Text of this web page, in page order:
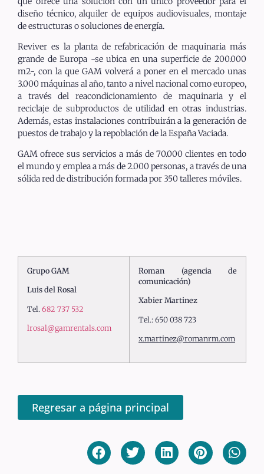
diseño técnico, alquiler de equipos audiovisuales, montaje
de estructuras o soluciones de energía.
Reviver es la planta de refabricación de maquinaria más
grande de Europa -se ubica en una superficie de 200.000
m2-, con la que GAM volverá a poner en el mercado unas
3.000 máquinas al año, tanto a nivel nacional como europeo,
a través del reacondicionamiento de maquinaria y el
reciclaje de subproductos de utilidad en otras industrias.
Además, estas instalaciones contribuirán a la generación de
puestos de trabajo y la repoblación de la España Vaciada.
GAM ofrece sus servicios a más de 70.000 clientes en todo
el mundo y emplea a más de 2.000 personas, a través de una
sólida red de distribución formada por 350 talleres móviles.
Grupo GAM
Luis del Rosal
Tel. 682 737 532
lrosal@gamrentals.com
Roman (agencia de
comunicación)
Xabier Martinez
Tel.: 650 038 723
x.martinez@romanrm.com
Regresar a página principal